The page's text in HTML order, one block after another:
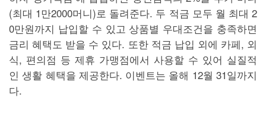
(최대 1만2000머니)로 돌려준다. 두 적금 모두 월 최대 2
0만원까지 납입할 수 있고 상품별 우대조건을 충족하면
금리 혜택도 받을 수 있다. 또한 적금 납입 외에 카페, 외
식, 편의점 등 제휴 가맹점에서 사용할 수 있어 실질적
인 생활 혜택을 제공한다. 이벤트는 올해 12월 31일까지
다.